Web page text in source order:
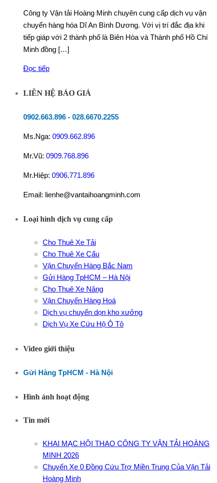
Công ty Vận tải Hoàng Minh chuyên cung cấp dịch vụ vận
chuyển hàng hóa Dĩ An Bình Dương. Với vị trí đắc địa khi
tiếp giáp với 2 thành phố là Biên Hòa và Thành phố Hồ Chí
Minh đồng […]
Đọc tiếp
LIÊN HỆ BÁO GIÁ
0902.663.896 - 028.6670.2255
Ms.Nga: 0909.662.896
Mr.Vũ: 0909.768.896
Mr.Hiệp: 0906.771.896
Email: lienhe@vantaihoangminh.com
Loại hình dịch vụ cung cấp
Cho Thuê Xe Tải
Cho Thuê Xe Cẩu
Vận Chuyển Hàng Bắc Nam
Gửi Hàng TpHCM – Hà Nội
Cho Thuê Xe Nâng
Vận Chuyển Hàng Hoá
Dịch vụ chuyển dọn kho xưởng
Dịch Vụ Xe Cứu Hộ Ô Tô
Video giới thiệu
Gửi Hàng TpHCM - Hà Nội
Hình ảnh hoạt động
Tin mới
KHAI MẠC HỘI THAO CÔNG TY VẬN TẢI HOÀNG
MINH 2026
Chuyến Xe 0 Đồng Cứu Trợ Miền Trung Của Vận Tải
Hoàng Minh